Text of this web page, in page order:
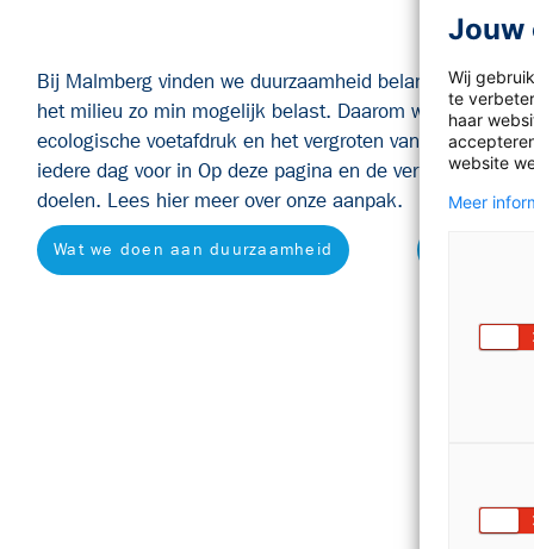
Bij Malmberg vinden we duurzaamheid belangrijk – het
het milieu zo min mogelijk belast. Daarom werken we
ecologische voetafdruk en het vergroten van
iedere dag voor in Op deze pagina en de
doelen. Lees hier meer over onze aanpak.
Wat we doen aan duurzaamheid
Jouw
Wij
te
haar
website
Meer